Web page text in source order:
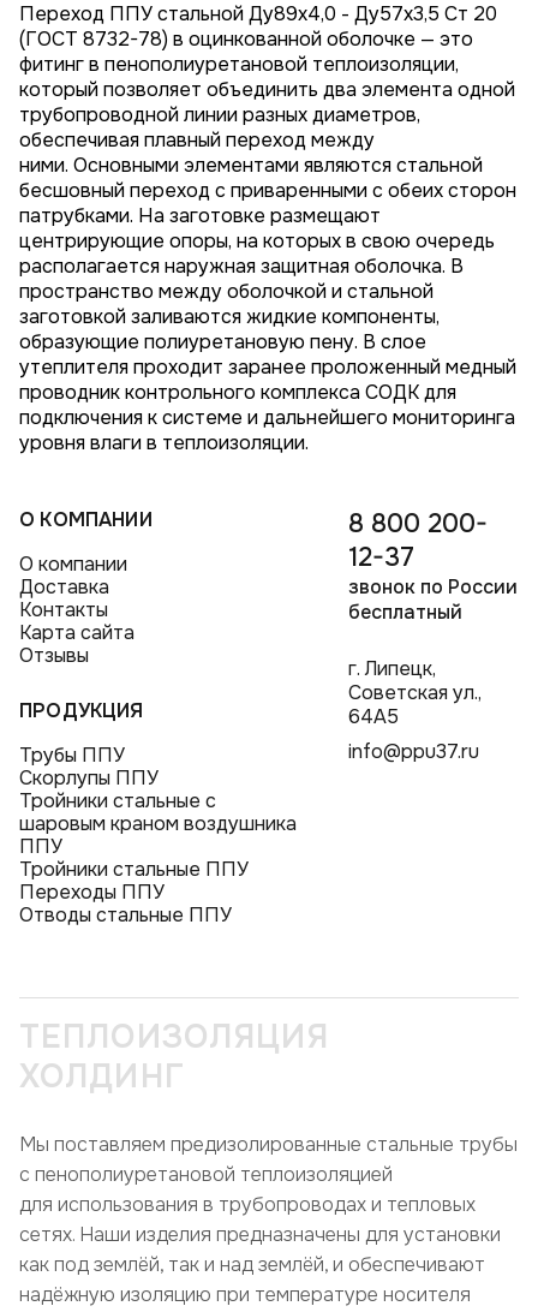
Переход ППУ стальной Ду89х4,0 - Ду57x3,5 Ст 20
(ГОСТ 8732-78) в оцинкованной оболочке — это
фитинг в пенополиуретановой теплоизоляции,
который позволяет объединить два элемента одной
трубопроводной линии разных диаметров,
обеспечивая плавный переход между
ними. Основными элементами являются стальной
бесшовный переход с приваренными с обеих сторон
патрубками. На заготовке размещают
центрирующие опоры, на которых в свою очередь
располагается наружная защитная оболочка. В
пространство между оболочкой и стальной
заготовкой заливаются жидкие компоненты,
образующие полиуретановую пену. В слое
утеплителя проходит заранее проложенный медный
проводник контрольного комплекса СОДК для
подключения к системе и дальнейшего мониторинга
уровня влаги в теплоизоляции.
О КОМПАНИИ
О компании
Доставка
Контакты
Карта сайта
Отзывы
ПРОДУКЦИЯ
Трубы ППУ
Скорлупы ППУ
Тройники стальные с
шаровым краном воздушника
ППУ
Тройники стальные ППУ
Переходы ППУ
Отводы стальные ППУ
8 800 200-
12-37
звонок по России
бесплатный
г. Липецк,
Советская ул.,
64А5
info@ppu37.ru
ТЕПЛОИЗОЛЯЦИЯ
ХОЛДИНГ
Мы поставляем предизолированные стальные трубы
с пенополиуретановой теплоизоляцией
для использования в трубопроводах и тепловых
сетях. Наши изделия предназначены для установки
как под землёй, так и над землёй, и обеспечивают
надёжную изоляцию при температуре носителя